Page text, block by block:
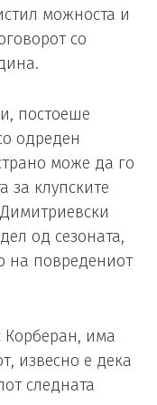
можноста и
со
постоеше
одреден
може да го
за клупските
од сезоната,
на повредениот
Корберан, има
извесно е дека
следната